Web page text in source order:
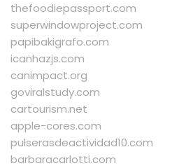
thefoodiepassport.com
superwindowproject.com
papibakigrafo.com
icanhazjs.com
canimpact.org
goviralstudy.com
cartourism.net
apple-cores.com
pulserasdeactividad10.com
barbaracarlotti.com